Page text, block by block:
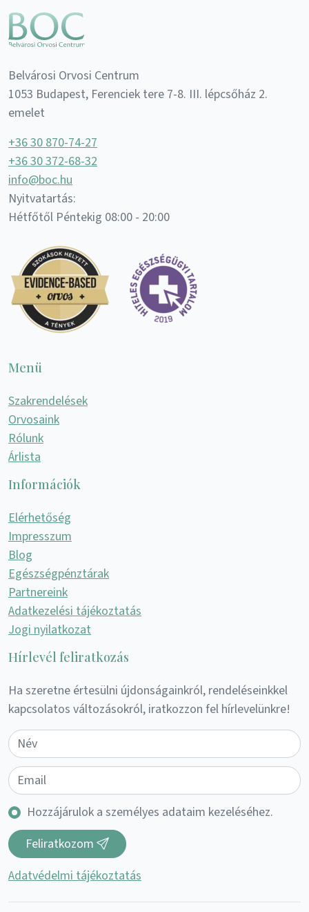
Belvárosi Orvosi Centrum
1053 Budapest, Ferenciek tere 7-8. III. lépcsőház 2.
emelet
+36 30 870-74-27
+36 30 372-68-32
info@boc.hu
Nyitvatartás:
Hétfőtől Péntekig 08:00 - 20:00
Menü
Szakrendelések
Orvosaink
Rólunk
Árlista
Információk
Elérhetőség
Impresszum
Blog
Egészségpénztárak
Partnereink
Adatkezelési tájékoztatás
Jogi nyilatkozat
Hírlevél feliratkozás
Ha szeretne értesülni újdonságainkról, rendeléseinkkel
kapcsolatos változásokról, iratkozzon fel hírlevelünkre!
Hozzájárulok a személyes adataim kezeléséhez.
Feliratkozom
Adatvédelmi tájékoztatás